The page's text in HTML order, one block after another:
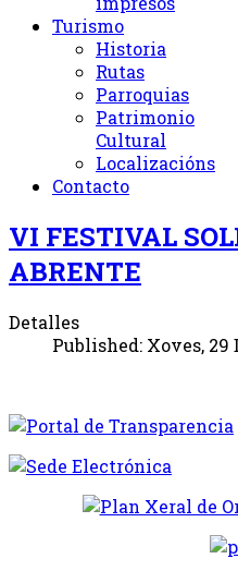
Turismo
Historia
Rutas
Parroquias
Patrimonio
Cultural
Localizacións
Contacto
VI FESTIVAL
ABRENTE
Detalles
Published: Xoves, 29